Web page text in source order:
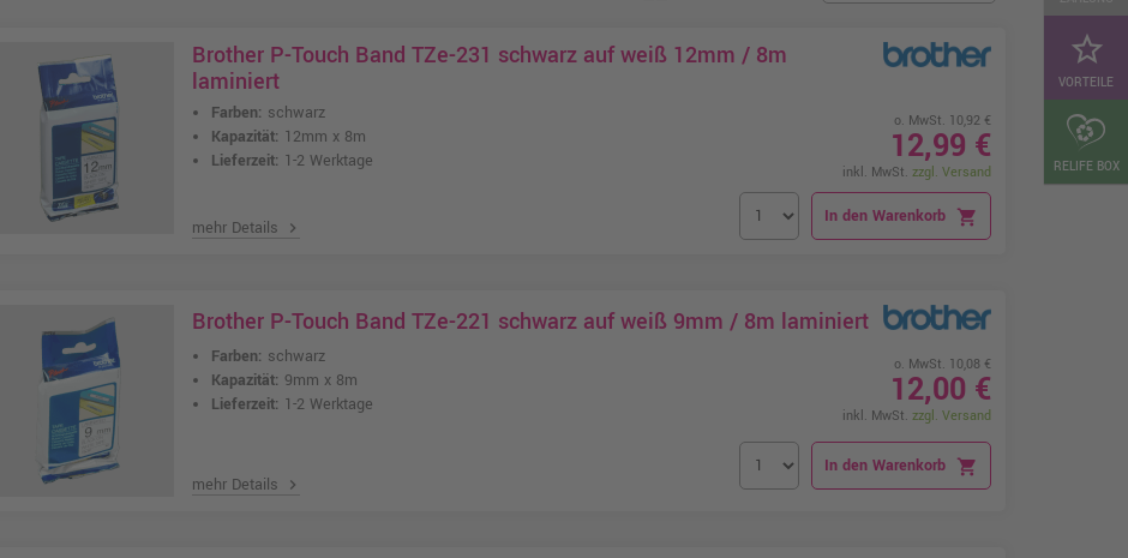
star_border
VORTEILE
RELIFE BOX
Brother P-Touch Band TZe-231 schwarz auf weiß 12mm / 8m
laminiert
Farben: schwarz
Kapazität: 12mm x 8m
Lieferzeit: 1-2 Werktage
mehr Details chevron_right
o. MwSt. 10,92 €
12,99 €
inkl. MwSt. zzgl. Versand
In den Warenkorb shopping_cart
Brother P-Touch Band TZe-221 schwarz auf weiß 9mm / 8m laminiert
Farben: schwarz
Kapazität: 9mm x 8m
Lieferzeit: 1-2 Werktage
mehr Details chevron_right
o. MwSt. 10,08 €
12,00 €
inkl. MwSt. zzgl. Versand
In den Warenkorb shopping_cart